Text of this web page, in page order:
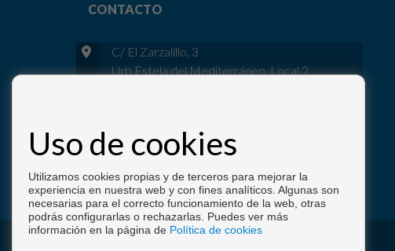
CONTACTO
C/ El Zarzalillo, 3
Urb Estela del Mediterráneo, Local 2
info@inmocalahondacarchuna.com
De Lunes a Viernes : 09:00 - 13:30
Uso de cookies
Utilizamos cookies propias y de terceros para mejorar la
experiencia en nuestra web y con fines analíticos. Algunas son
necesarias para el correcto funcionamiento de la web, otras
podrás configurarlas o rechazarlas. Puedes ver más
información en la página de Política de cookies